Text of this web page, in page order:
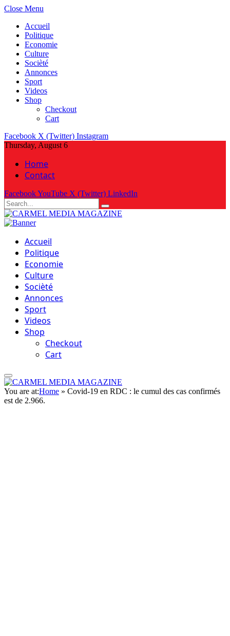
Close Menu
Accueil
Politique
Economie
Culture
Socièté
Annonces
Sport
Videos
Shop
Checkout
Cart
Facebook X (Twitter) Instagram
Thursday, August 6
Home
Contact
FacebookYouTube X (Twitter) LinkedIn
Accueil
Politique
Economie
Culture
Socièté
Annonces
Sport
Videos
Shop
Checkout
Cart
You are at:Home » Covid-19 en RDC : le cumul des cas confirmés
est de 2.966.